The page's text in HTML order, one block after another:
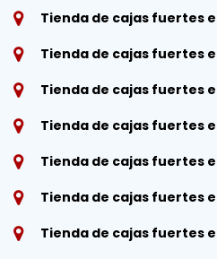
Tienda de cajas fuertes
Tienda de cajas fuertes
Tienda de cajas fuertes
Tienda de cajas fuertes
Tienda de cajas fuertes
Tienda de cajas fuertes
Tienda de cajas fuertes